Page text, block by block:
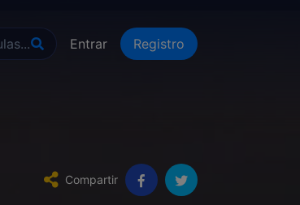
Entrar Registro
Compartir